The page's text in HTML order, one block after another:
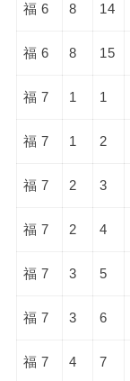
福 6 8 14
福 6 8 15
福 7 1 1
福 7 1 2
福 7 2 3
福 7 2 4
福 7 3 5
福 7 3 6
福 7 4 7